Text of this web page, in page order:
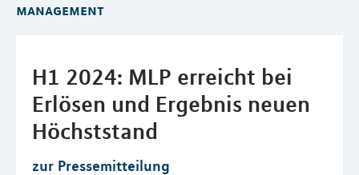
management
H1 2024: MLP erreicht bei
Erlösen und Ergebnis neuen
Höchststand
zur Pressemitteilung